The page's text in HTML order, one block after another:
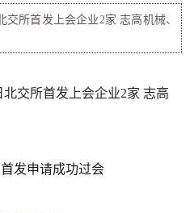
所首发上会企业2家 志高机械、
交所首发上会企业2家 志高
发申请成功过会